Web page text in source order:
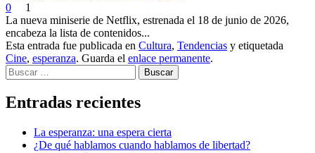
0
1
La nueva miniserie de Netflix, estrenada el 18 de junio de 2026,
encabeza la lista de contenidos...
Esta entrada fue publicada en Cultura, Tendencias y etiquetada
Cine, esperanza. Guarda el enlace permanente.
Buscar
Entradas recientes
La esperanza: una espera cierta
¿De qué hablamos cuando hablamos de libertad?